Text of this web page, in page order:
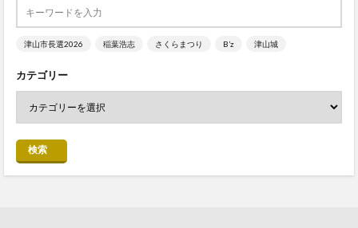
津山市長選2026 稲葉浩志 さくらまつり B’z 津山城
カテゴリー
検索